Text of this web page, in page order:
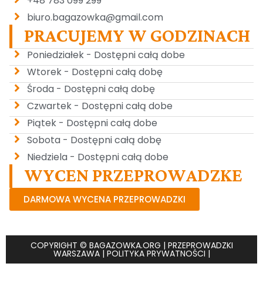
biuro.bagazowka@gmail.com
PRACUJEMY W GODZINACH
Poniedziałek - Dostępni całą dobe
Wtorek - Dostępni całą dobę
Środa - Dostępni całą dobę
Czwartek - Dostępni całą dobe
Piątek - Dostępni całą dobe
Sobota - Dostępni całą dobę
Niedziela - Dostępni całą dobe
WYCEN PRZEPROWADZKE
DARMOWA WYCENA PRZEPROWADZKI
COPYRIGHT © BAGAZOWKA.ORG | PRZEPROWADZKI
WARSZAWA| POLITYKA PRYWATNOŚCI |